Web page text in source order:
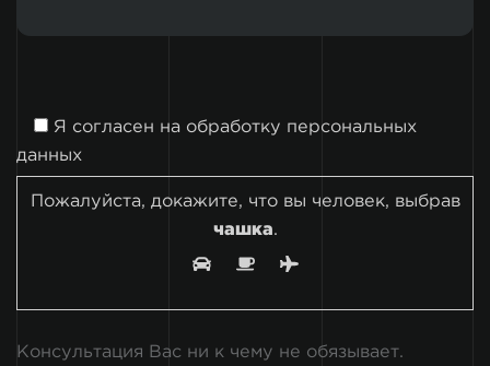
Я согласен на обработку персональных
данных
Пожалуйста, докажите, что вы человек, выбрав
чашка.
Консультация Вас ни к чему не обязывает.